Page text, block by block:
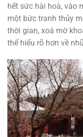
hết sức hài hoà, vào
một bức tranh thủy
thời gian, xoá mờ
thể hiểu rõ hơn về